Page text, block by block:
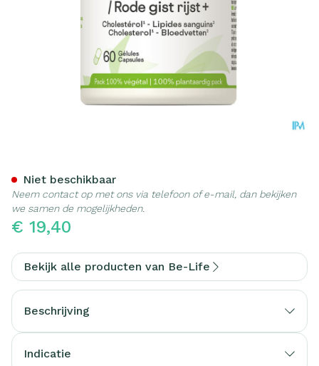
€ 19,40
Niet beschikbaar
Neem contact op met ons via telefoon of e-mail, dan bekijken
we samen de mogelijkheden.
Bekijk alle producten van Be-Life
Beschrijving
Indicatie